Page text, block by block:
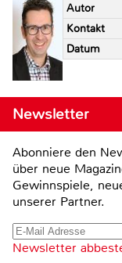
Autor
Kontakt
Datum
Newsletter
Abonniere den
über neue
Gewinnspiele,
unserer Partner.
Newsletter